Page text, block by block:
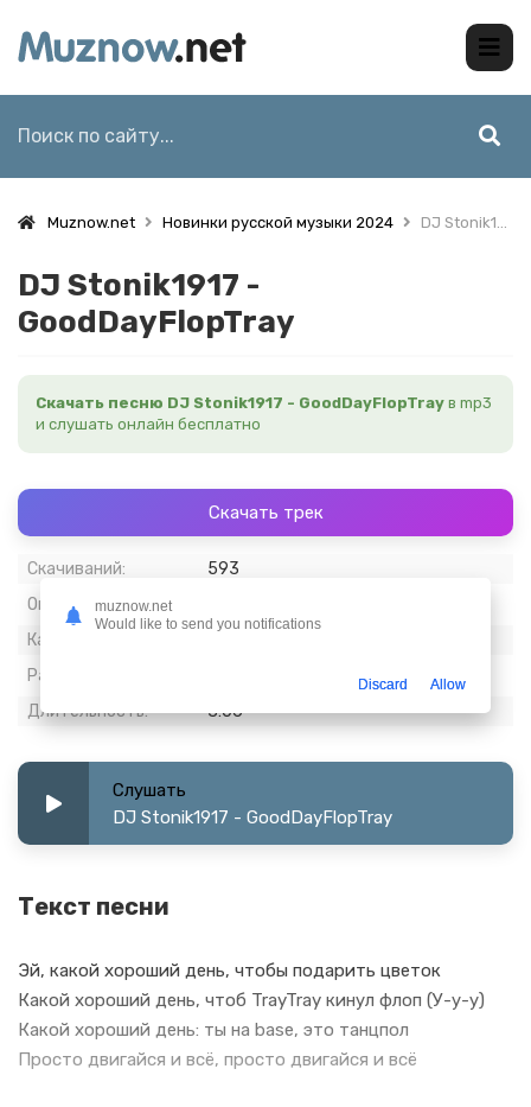
Muznow.net Новинки русской музыки 2024 DJ Stonik1917 - GoodDayFlopTray
DJ Stonik1917 -
GoodDayFlopTray
Скачать песню DJ Stonik1917 - GoodDayFlopTray в mp3
и слушать онлайн бесплатно
Скачать трек
Скачиваний:
593
Опубликовано:
Качество:
Размер:
Длительность:
3:06
Слушать
DJ Stonik1917 - GoodDayFlopTray
Текст песни
Эй, какой хороший день, чтобы подарить цветок
Какой хороший день, чтоб TrayTray кинул флоп (У-у-у)
Какой хороший день: ты на base, это танцпол
Просто двигайся и всё, просто двигайся и всё
muznow.net
Would like to send you notifications
Discard Allow